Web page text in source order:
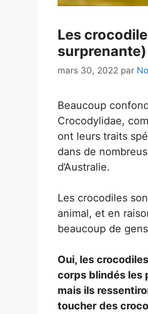
Les
surprenante)
mars 30, 2022 par
Beaucoup
Crocodylidae,
ont leurs traits
dans de
d’Australie.
Les crocodiles
animal, et en
beaucoup de
Oui, les
corps blindés les
mais ils
toucher des